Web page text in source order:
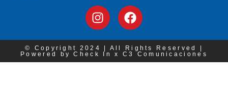
© Copyright 2024 | All Rights Reserved |
Powered by Check In x C3 Comunicaciones